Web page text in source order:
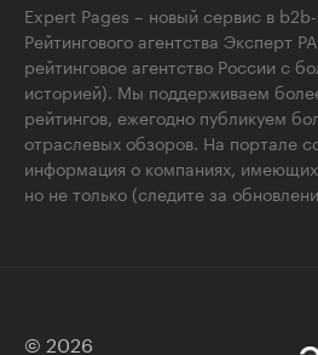
Expert Pages – новый сервис в
Рейтингового агентства Эксперт
рейтинговое агентство России с
историей). Мы поддерживаем
рейтингов, ежегодно публикуем
отраслевых обзоров. На портале
информация о компаниях,
но не только (следите за
© 2026